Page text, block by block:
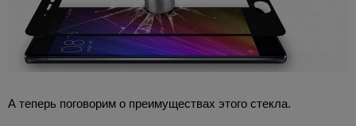
А теперь поговорим о преимуществах этого стекла.